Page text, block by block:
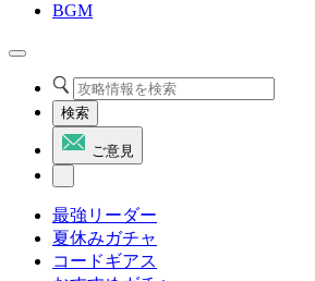
BGM
検索
ご意見
最強リーダー
夏休みガチャ
コードギアス